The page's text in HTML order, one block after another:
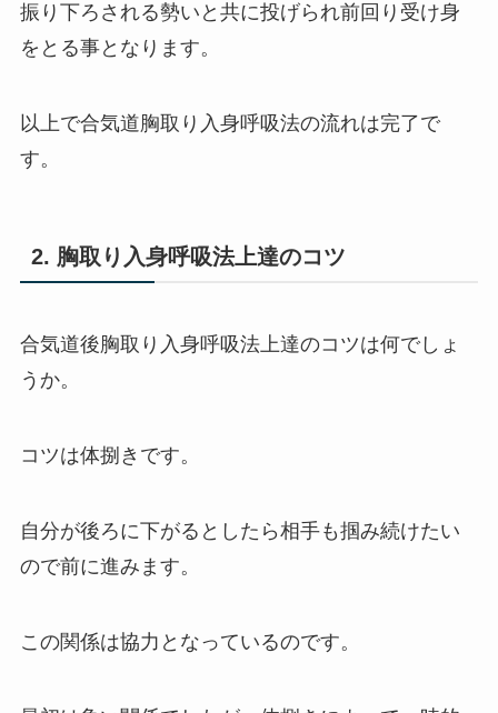
振り下ろされる勢いと共に投げられ前回り受け身
をとる事となります。
以上で合気道胸取り入身呼吸法の流れは完了で
す。
2. 胸取り入身呼吸法上達のコツ
合気道後胸取り入身呼吸法上達のコツは何でしょ
うか。
コツは体捌きです。
自分が後ろに下がるとしたら相手も掴み続けたい
ので前に進みます。
この関係は協力となっているのです。